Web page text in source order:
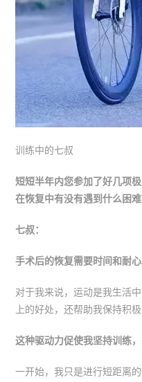
训练中的七叔
短短半年内您参加了好几项
在恢复中有没有遇到什么困难
七叔：
手术后的恢复需要时间和耐心
对于我来说，运动是我生活
上的好处，还帮助我保持积
这种驱动力促使我坚持训练
一开始，我只是进行短距离